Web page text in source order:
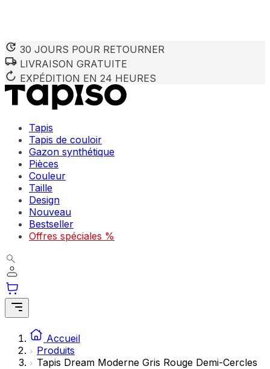
30 JOURS POUR RETOURNER
LIVRAISON GRATUITE
EXPÉDITION EN 24 HEURES
Tapis
Tapis de couloir
Gazon synthétique
Pièces
Couleur
Taille
Design
Nouveau
Bestseller
Offres spéciales %
Accueil
Produits
Tapis Dream Moderne Gris Rouge Demi-Cercles
Nous utilisons des cookies pour personnaliser le contenu
partenaires peuvent combiner ces informations avec
utilisation de leurs services.
Les cookies indispensables sont cruciaux pour les
Les cookies liés aux préférences permettent au site de
comme votre langue préférée ou la région dans laquelle
Les cookies marketing sont utilisés pour suivre les
engageantes pour l'utilisateur individuel et, par